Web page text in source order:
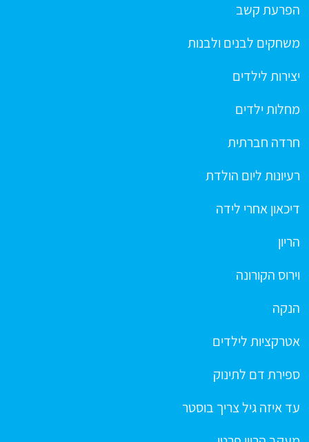
הפרעת קשב
משחקים לבנים ולבנות
יצירות לילדים
מחלות ילדים
חרדה חברתית
רעיונות ליום הולדת
דיכאון אחרי לידה
הריון
וירוס הקורונה
הנקה
אטרקציות לילדים
ספירת דם לתינוק
עד איזה גיל צריך בוסטר